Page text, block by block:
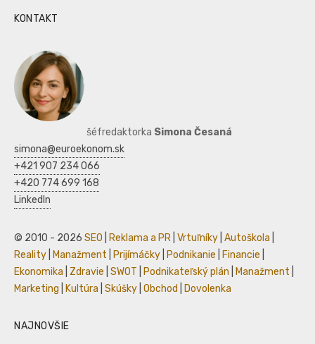
KONTAKT
šéfredaktorka Simona Česaná
simona@euroekonom.sk
+421 907 234 066
+420 774 699 168
LinkedIn
© 2010 - 2026 SEO Reklama a PR Vrtuľníky Autoškola
Reality
Manažment Prijímáčky Podnikanie Financie
Ekonomika
Zdravie SWOT Podnikateľský plán Manažment
Marketing
Kultúra Skúšky Obchod Dovolenka
NAJNOVŠIE